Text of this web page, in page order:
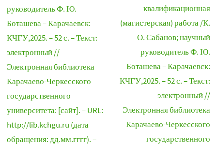
руководитель Ф. Ю.
Боташева – Карачаевск:
КЧГУ,2025. – 52 с. – Текст:
электронный //
Электронная библиотека
Карачаево-Черкесского
государственного
университета: [сайт]. – URL:
http://lib.kchgu.ru (дата
обращения: дд.мм.гггг). –
квалификационная
(магистерская) работа /К.
О. Сабанов; научный
руководитель Ф. Ю.
Боташева – Карачаевск:
КЧГУ,2025. – 52 с. – Текст:
электронный //
Электронная библиотека
Карачаево-Черкесского
государственного